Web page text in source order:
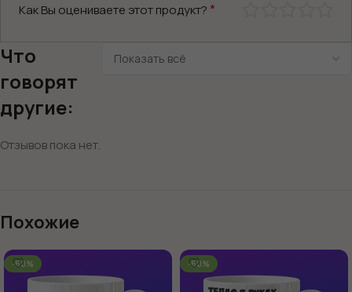
Как Вы оцениваете этот продукт? *
Что
говорят
другие:
Отзывов пока нет.
Похожие
-60% -60%